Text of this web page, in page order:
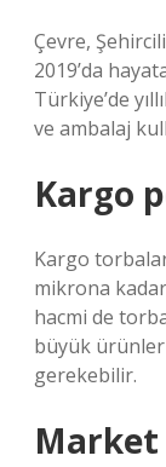
Çevre,
2019’da
Türkiye’de
ve ambalaj
Kargo
Kargo
mikrona
hacmi de
büyük
gerekebilir.
Market